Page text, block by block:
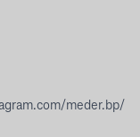
meder.bp/